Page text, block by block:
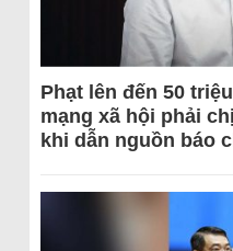
Phạt lên đến 50
mạng xã hội phải
khi dẫn nguồn báo